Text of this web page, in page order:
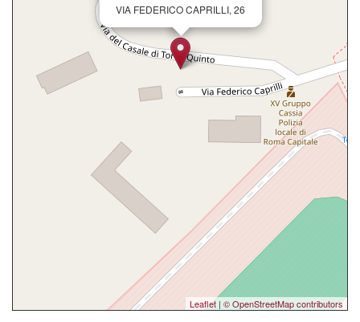
VIA FEDERICO CAPRILLI, 26
Leaflet | © OpenStreetMap contributors